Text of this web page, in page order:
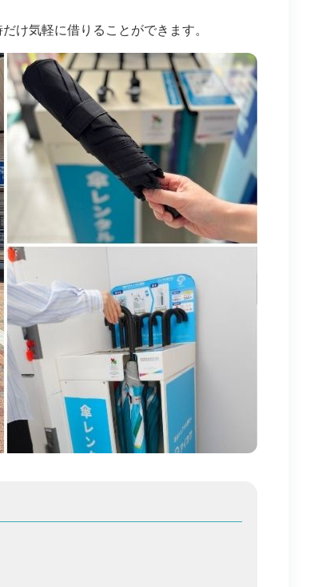
け気軽に借りることができます。